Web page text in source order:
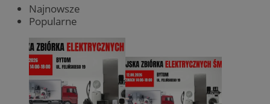
Najnowsze
Popularne